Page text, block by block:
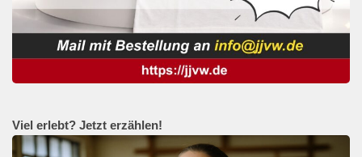
Viel erlebt? Jetzt erzählen!